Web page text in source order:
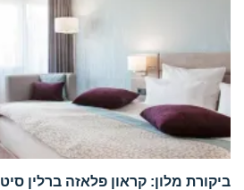
‏ביקורת מלון: קראון פלאזה ברלין